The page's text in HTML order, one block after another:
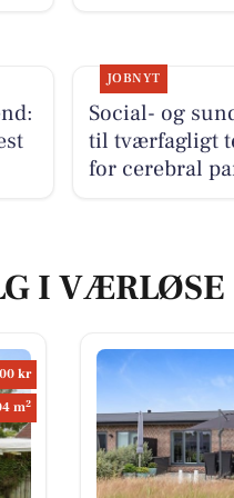
JOBNYT
Social- og
til tværfagligt
for cerebral
I VÆRLØSE
kr
m2